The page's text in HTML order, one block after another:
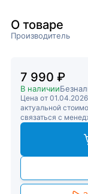
О товаре
Производитель
7 990 ₽
В наличии
Цена от
актуальной
связаться с